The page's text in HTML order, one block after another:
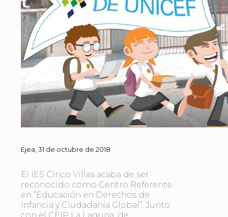
Ejea, 31 de octubre de 2018
El IES Cinco Villas acaba de ser
reconocido como Centro Referente
en “Educación en Derechos de
Infancia y Ciudadanía Global”. Junto
con el CEIP La Laguna, de